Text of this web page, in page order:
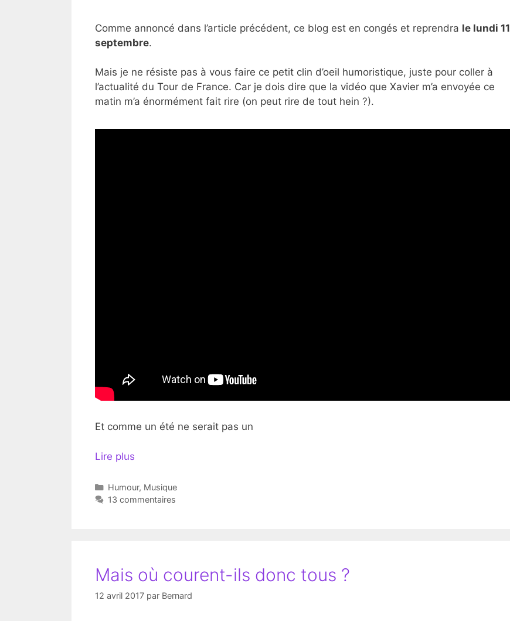
Comme annoncé dans l’article précédent, ce blog est en congés et reprendra le lundi 11
septembre.
Mais je ne résiste pas à vous faire ce petit clin d’oeil humoristique, juste pour coller à
l’actualité du Tour de France. Car je dois dire que la vidéo que Xavier m’a envoyée ce
matin m’a énormément fait rire (on peut rire de tout hein ?).
Et comme un été ne serait pas un
Lire plus
Catégories
Humour, Musique
13 commentaires
Mais où courent-ils donc tous ?
12 avril 2017 par Bernard